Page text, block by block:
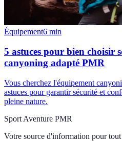
Équipement6 min
5 astuces pour bien choisir
canyoning adapté PMR
Vous cherchez l'équipement
astuces pour garantir sécurité et
pleine nature.
Sport Aventure PMR
Votre source d'information pour